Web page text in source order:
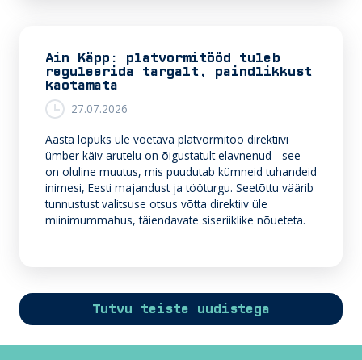
v
d
r
Ain Käpp: platvormitööd tuleb
reguleerida targalt, paindlikkust
kaotamata
27.07.2026
Aasta lõpuks üle võetava platvormitöö direktiivi
ümber käiv arutelu on õigustatult elavnenud - see
on oluline muutus, mis puudutab kümneid tuhandeid
inimesi, Eesti majandust ja tööturgu. Seetõttu väärib
tunnustust valitsuse otsus võtta direktiiv üle
miinimummahus, täiendavate siseriiklike nõueteta.
Tutvu teiste uudistega